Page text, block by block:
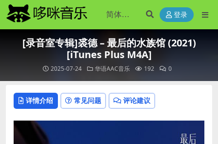
登录
[录音室专辑]裘德 – 最后的水族馆 (2021)
[iTunes Plus M4A]
2025-07-24 华语AAC音乐 192 0
详情介绍 常见问题 评论建议